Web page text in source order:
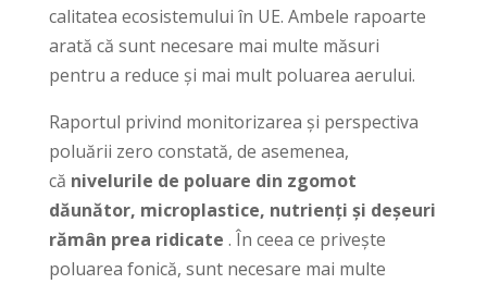
calitatea ecosistemului în UE. Ambele rapoarte
arată că sunt necesare mai multe măsuri
pentru a reduce și mai mult poluarea aerului.
Raportul privind monitorizarea și perspectiva
poluării zero constată, de asemenea,
că nivelurile de poluare din zgomot
dăunător, microplastice, nutrienți și deșeuri
rămân prea ridicate . În ceea ce privește
poluarea fonică, sunt necesare mai multe